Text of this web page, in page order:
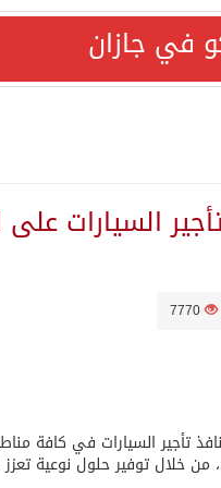
التركية وجمهورية
في جازان
السيارات على
7770
تأجير السيارات في كافة
خلال توفير حلول نوعية تعزز